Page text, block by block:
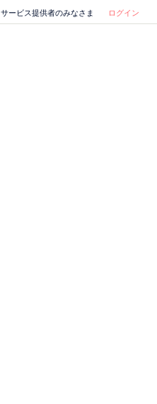
サービス提供者のみなさま ログイン